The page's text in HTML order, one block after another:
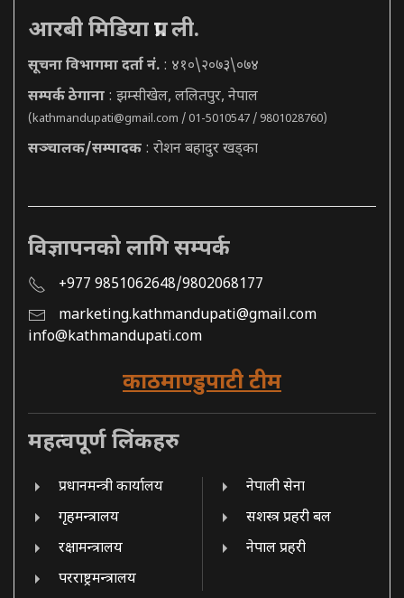
आरबी मिडिया प्रा. ली.
सूचना विभागमा दर्ता नं. : ४१०\२०७३\०७४
सम्पर्क ठेगाना : झम्सीखेल, ललितपुर, नेपाल
(kathmandupati@gmail.com / 01-5010547 / 9801028760)
सञ्चालक/सम्पादक : रोशन बहादुर खड्का
विज्ञापनको लागि सम्पर्क
+977 9851062648/9802068177
marketing.kathmandupati@gmail.com
info@kathmandupati.com
काठमाण्डुपाटी टीम
महत्वपूर्ण लिंकहरु
प्रधानमन्त्री कार्यालय
गृहमन्त्रालय
रक्षामन्त्रालय
परराष्ट्रमन्त्रालय
नेपाली सेना
सशस्त्र प्रहरी बल
नेपाल प्रहरी